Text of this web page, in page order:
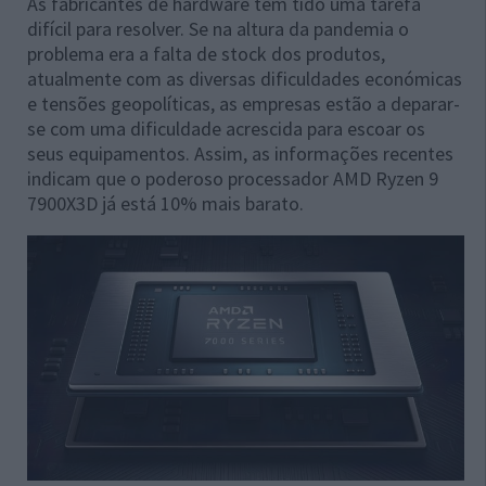
difícil para resolver. Se na altura da pandemia o
problema era a falta de stock dos produtos,
atualmente com as diversas dificuldades económicas
e tensões geopolíticas, as empresas estão a deparar-
se com uma dificuldade acrescida para escoar os
seus equipamentos. Assim, as informações recentes
indicam que o poderoso processador AMD Ryzen 9
7900X3D já está 10% mais barato.